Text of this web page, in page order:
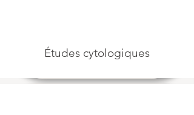
Études cytologiques